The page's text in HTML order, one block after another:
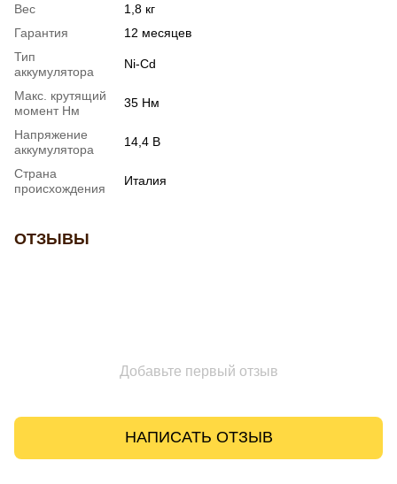
Вес
1,8 кг
Гарантия
12 месяцев
Тип
аккумулятора
Ni-Cd
Макс. крутящий
момент Нм
35 Нм
Напряжение
аккумулятора
14,4 В
Страна
происхождения
Италия
ОТЗЫВЫ
Добавьте первый отзыв
НАПИСАТЬ ОТЗЫВ